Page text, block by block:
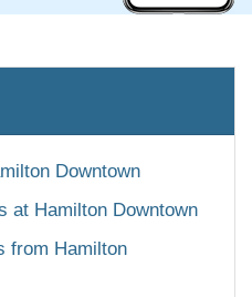
Downtown
at Hamilton Downtown
from Hamilton